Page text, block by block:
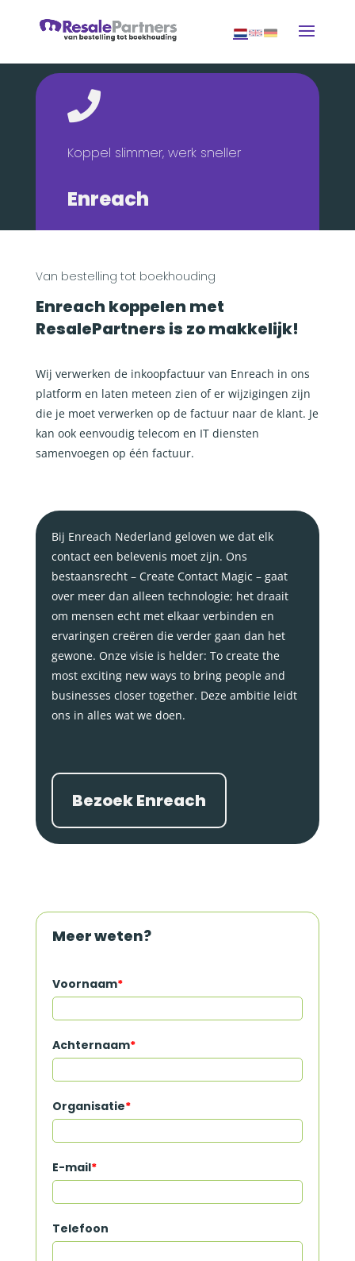
Koppel slimmer, werk sneller
Enreach

Van bestelling tot boekhouding
Enreach koppelen met
ResalePartners is zo makkelijk!
Wij verwerken de inkoopfactuur van Enreach in ons
platform en laten meteen zien of er wijzigingen zijn
die je moet verwerken op de factuur naar de klant. Je
kan ook eenvoudig telecom en IT diensten
samenvoegen op één factuur.
Bij Enreach Nederland geloven we dat elk
contact een belevenis moet zijn. Ons
bestaansrecht – Create Contact Magic – gaat
over meer dan alleen technologie; het draait
om mensen echt met elkaar verbinden en
ervaringen creëren die verder gaan dan het
gewone. Onze visie is helder: To create the
most exciting new ways to bring people and
businesses closer together. Deze ambitie leidt
ons in alles wat we doen.
Bezoek Enreach
Meer weten?
Voornaam*
Achternaam*
Organisatie*
E-mail*
Telefoon